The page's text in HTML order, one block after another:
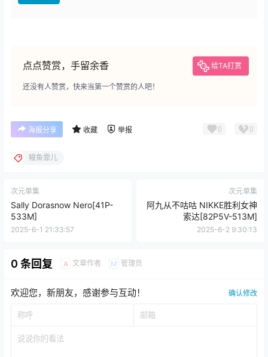
点点赞赏，手留余香 给TA打赏
还没有人赞赏，快来当第一个赞赏的人吧！
海报分享 收藏 举报 0 0
鳗鱼霏儿
次元单集
Sally Dorasnow Nero[41P-
533M]
2025-6-1 21:33:57
次元单集
阿九从不咕咕 NIKKE胜利女神
索达[82P5V-513M]
2025-6-2 9:30:13
0 条回复 A 文章作者 M 管理员
欢迎您，新朋友，感谢参与互动！ 确认修改